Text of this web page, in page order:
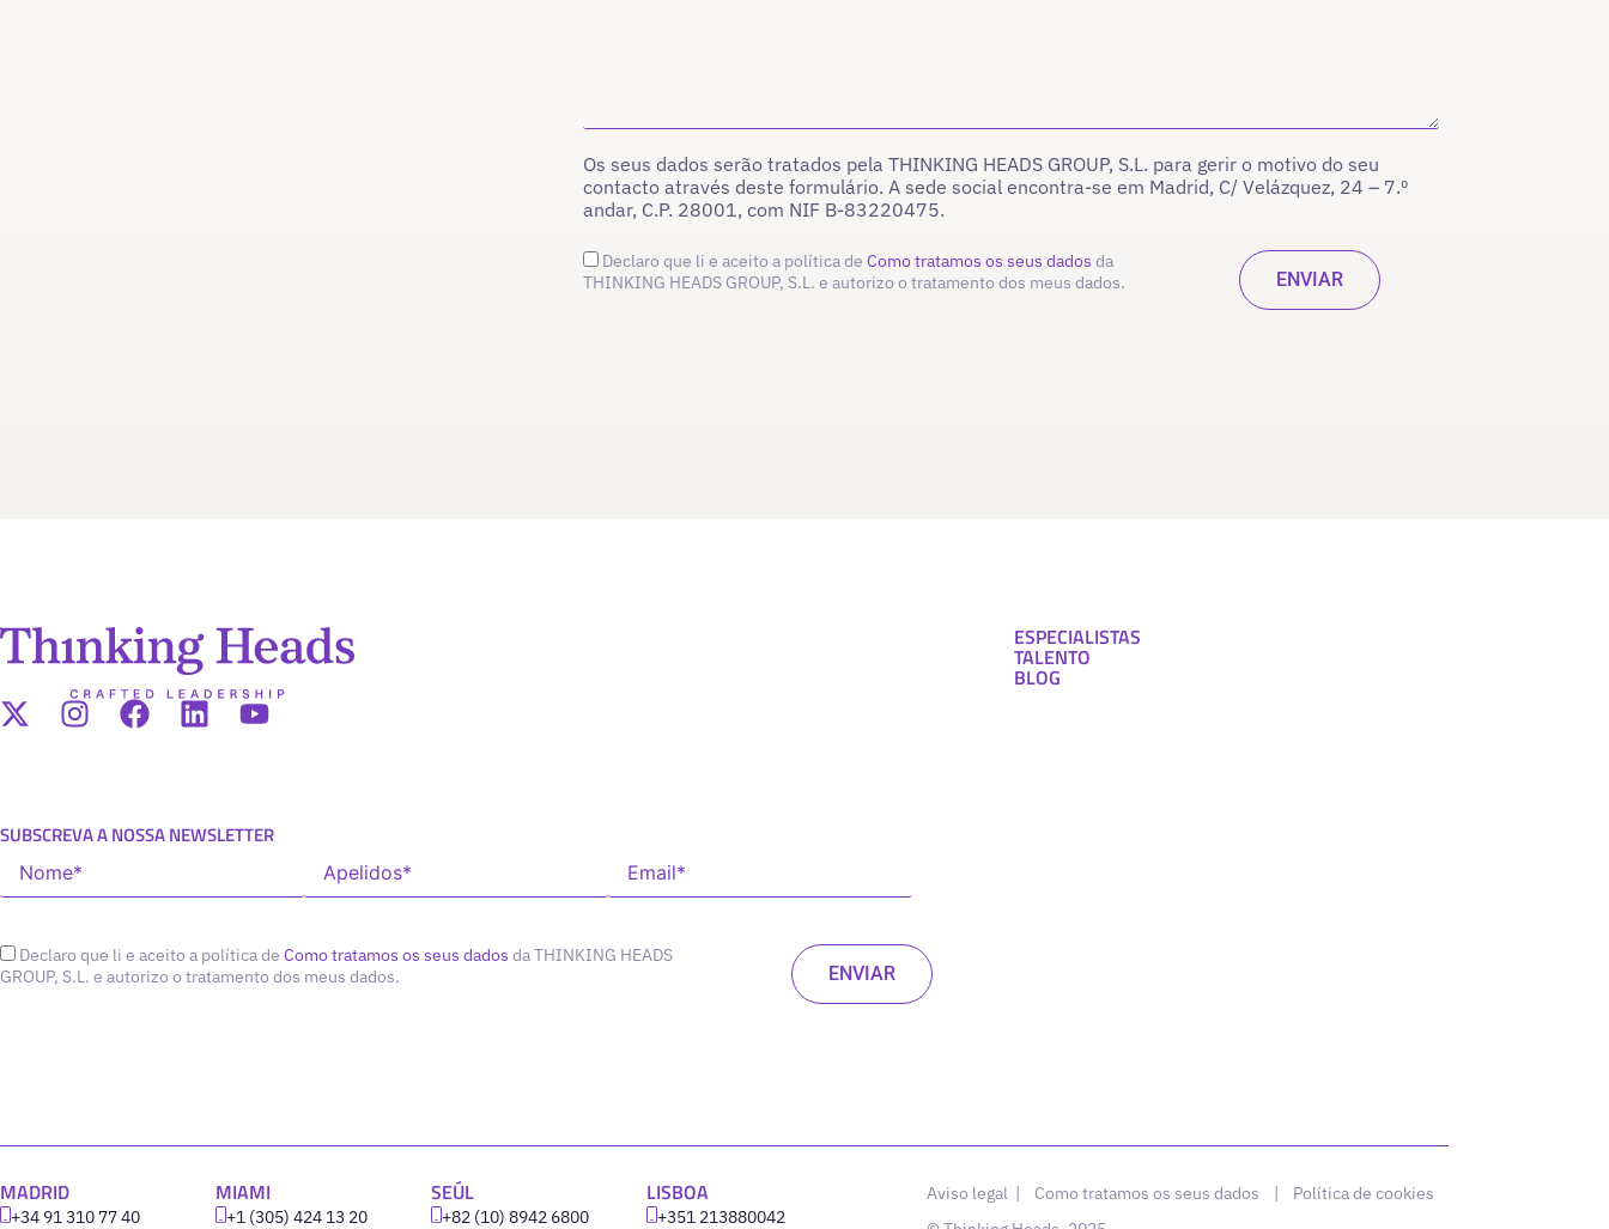
Os seus dados serão tratados pela THINKING HEADS GROUP, S.L. para gerir o motivo do seu
contacto através deste formulário. A sede social encontra-se em Madrid, C/ Velázquez, 24 – 7.º
andar, C.P. 28001, com NIF B-83220475.
Declaro que li e aceito a política de Como tratamos os seus dados da
THINKING HEADS GROUP, S.L. e autorizo o tratamento dos meus dados.
SUBSCREVA A NOSSA NEWSLETTER
Declaro que li e aceito a política de Como tratamos os seus dados da THINKING HEADS
GROUP, S.L. e autorizo o tratamento dos meus dados.
ESPECIALISTAS
TALENTO
BLOG
MADRID
+34 91 310 77 40
MIAMI
+1 (305) 424 13 20
SEÚL
+82 (10) 8942 6800
LISBOA
‪+351 213880042
Aviso legal | Como tratamos os seus dados | Política de cookies